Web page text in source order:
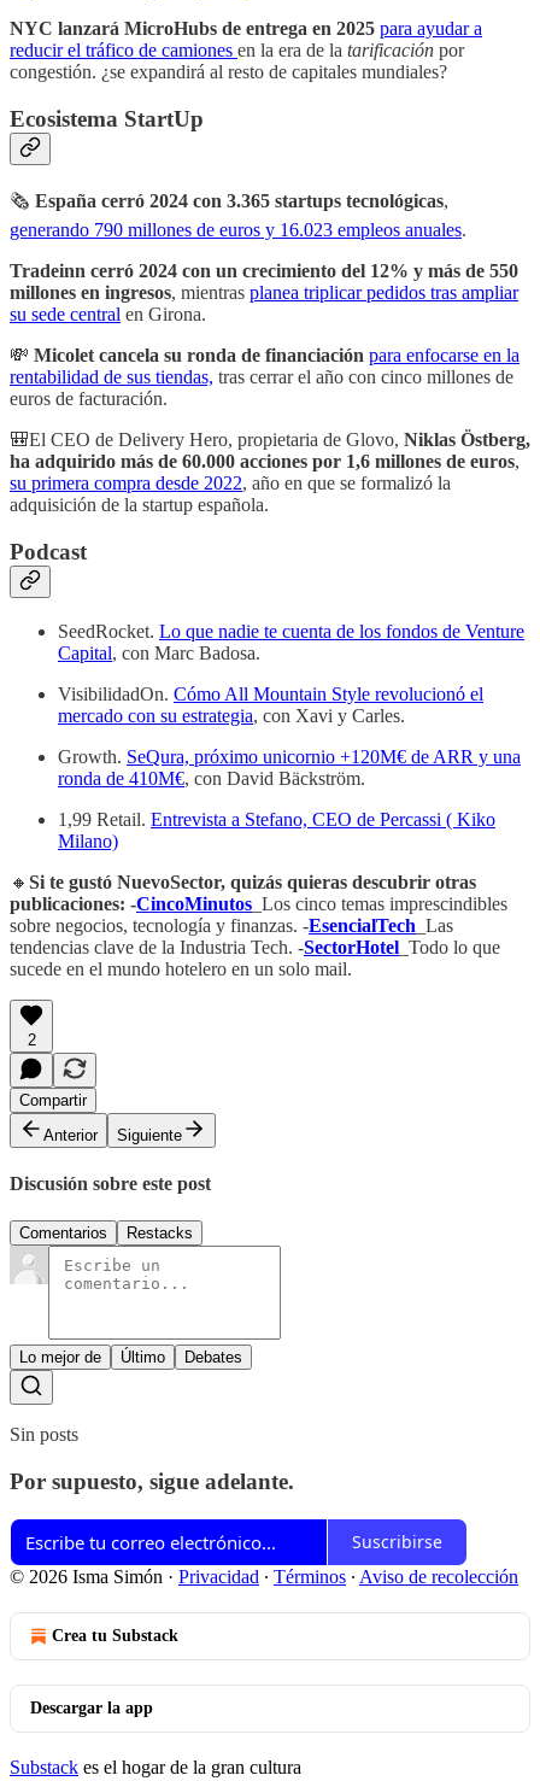
NYC lanzará MicroHubs de entrega en 2025 para ayudar a
reducir el tráfico de camiones en la era de la tarificación por
congestión. ¿se expandirá al resto de capitales mundiales?
Ecosistema StartUp
🗞 España cerró 2024 con 3.365 startups tecnológicas,
generando 790 millones de euros y 16.023 empleos anuales.
Tradeinn cerró 2024 con un crecimiento del 12% y más de 550
millones en ingresos, mientras planea triplicar pedidos tras ampliar
su sede central en Girona.
💸 Micolet cancela su ronda de financiación para enfocarse en la
rentabilidad de sus tiendas, tras cerrar el año con cinco millones de
euros de facturación.
🎒El CEO de Delivery Hero, propietaria de Glovo, Niklas Östberg,
ha adquirido más de 60.000 acciones por 1,6 millones de euros,
su primera compra desde 2022, año en que se formalizó la
adquisición de la startup española.
Podcast
SeedRocket. Lo que nadie te cuenta de los fondos de Venture
Capital, con Marc Badosa.
VisibilidadOn. Cómo All Mountain Style revolucionó el
mercado con su estrategia, con Xavi y Carles.
Growth. SeQura, próximo unicornio +120M€ de ARR y una
ronda de 410M€, con David Bäckström.
1,99 Retail. Entrevista a Stefano, CEO de Percassi ( Kiko
Milano)
🔸 Si te gustó NuevoSector, quizás quieras descubrir otras
publicaciones: -CincoMinutos _Los cinco temas imprescindibles
sobre negocios, tecnología y finanzas. -EsencialTech _Las
tendencias clave de la Industria Tech. -SectorHotel _Todo lo que
sucede en el mundo hotelero en un solo mail.
2
Compartir
Anterior
Siguiente
Discusión sobre este post
Comentarios Restacks
Lo mejor de Último Debates
Sin posts
Por supuesto, sigue adelante.
Suscribirse
© 2026 Isma Simón · Privacidad ∙ Términos ∙ Aviso de recolección
Crea tu Substack
Descargar la app
Substack es el hogar de la gran cultura